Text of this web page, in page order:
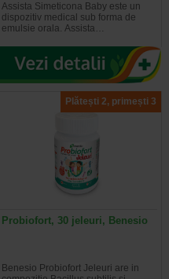
Assista Simeticona Baby este un
dispozitiv medical sub forma de
emulsie orala. Assista…
Plătești 2, primești 3
Probiofort, 30 jeleuri, Benesio
Benesio Probiofort Jeleuri are in